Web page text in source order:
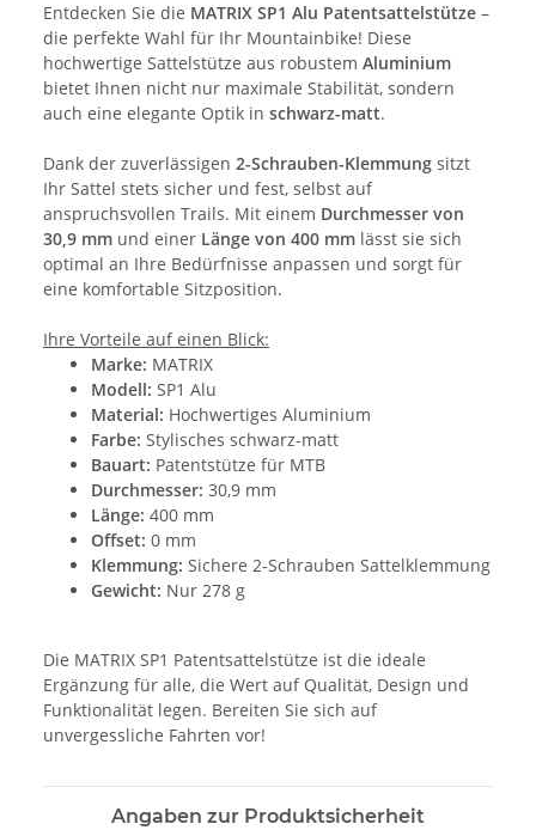
Entdecken Sie die MATRIX SP1 Alu Patentsattelstütze –
die perfekte Wahl für Ihr Mountainbike! Diese
hochwertige Sattelstütze aus robustem Aluminium
bietet Ihnen nicht nur maximale Stabilität, sondern
auch eine elegante Optik in schwarz-matt.
Dank der zuverlässigen 2-Schrauben-Klemmung sitzt
Ihr Sattel stets sicher und fest, selbst auf
anspruchsvollen Trails. Mit einem Durchmesser von
30,9 mm und einer Länge von 400 mm lässt sie sich
optimal an Ihre Bedürfnisse anpassen und sorgt für
eine komfortable Sitzposition.
Ihre Vorteile auf einen Blick:
Marke: MATRIX
Modell: SP1 Alu
Material: Hochwertiges Aluminium
Farbe: Stylisches schwarz-matt
Bauart: Patentstütze für MTB
Durchmesser: 30,9 mm
Länge: 400 mm
Offset: 0 mm
Klemmung: Sichere 2-Schrauben Sattelklemmung
Gewicht: Nur 278 g
Die MATRIX SP1 Patentsattelstütze ist die ideale
Ergänzung für alle, die Wert auf Qualität, Design und
Funktionalität legen. Bereiten Sie sich auf
unvergessliche Fahrten vor!
Angaben zur Produktsicherheit